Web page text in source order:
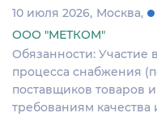
10 июля 2026 Москва
ООО "МЕТКОМ"
Обязанности: Участие
процесса снабжения
поставщиков товаров
требованиям